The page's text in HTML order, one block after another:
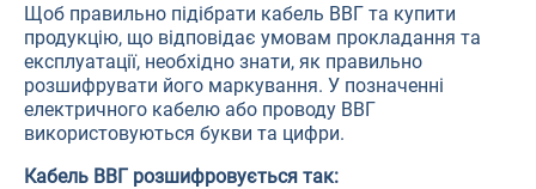
Щоб правильно підібрати кабель ВВГ та купити
продукцію, що відповідає умовам прокладання та
експлуатації, необхідно знати, як правильно
розшифрувати його маркування. У позначенні
електричного кабелю або проводу ВВГ
використовуються букви та цифри.
Кабель ВВГ розшифровується так: